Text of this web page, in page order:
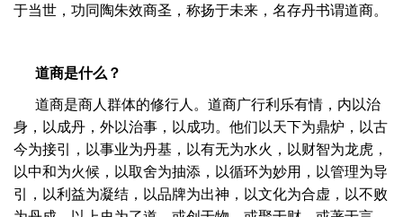
于当世，功同陶朱效商圣，称扬于未来，名存丹书谓道商。
道商是什么？
道商是商人群体的修行人。道商广行利乐有情，内以治
身，以成丹，外以治事，以成功。他们以天下为鼎炉，以古
今为接引，以事业为丹基，以有无为水火，以财智为龙虎，
以中和为火候，以取舍为抽添，以循环为妙用，以管理为导
引，以利益为凝结，以品牌为出神，以文化为合虚，以不败